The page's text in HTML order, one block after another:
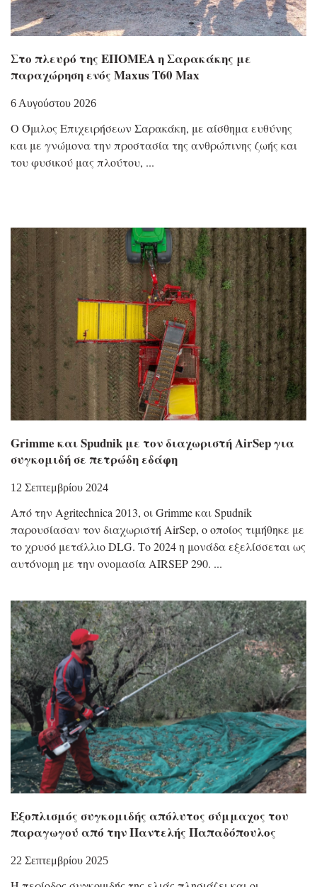
Στο πλευρό της ΕΠΟΜΕΑ η Σαρακάκης με
παραχώρηση ενός Maxus T60 Max
6 Αυγούστου 2026
Ο Όμιλος Επιχειρήσεων Σαρακάκη, με αίσθημα ευθύνης
και με γνώμονα την προστασία της ανθρώπινης ζωής και
του φυσικού μας πλούτου,
Grimme και Spudnik με τον διαχωριστή AirSep για
συγκομιδή σε πετρώδη εδάφη
12 Σεπτεμβρίου 2024
Από την Agritechnica 2013, οι Grimme και Spudnik
παρουσίασαν τον διαχωριστή AirSep, ο οποίος τιμήθηκε με
το χρυσό μετάλλιο DLG. Το 2024 η μονάδα εξελίσσεται ως
αυτόνομη με την ονομασία AIRSEP 290.
Εξοπλισμός συγκομιδής απόλυτος σύμμαχος του
παραγωγού από την Παντελής Παπαδόπουλος
22 Σεπτεμβρίου 2025